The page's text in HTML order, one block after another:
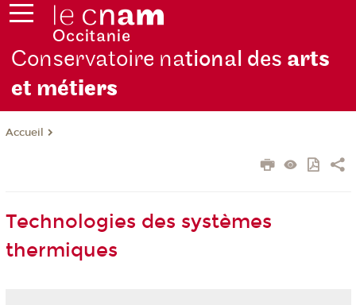
Conservatoire national des arts
et métiers
Accueil
Technologies des systèmes
thermiques